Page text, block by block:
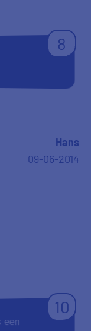
8
Hans
09-06-2014
10
een